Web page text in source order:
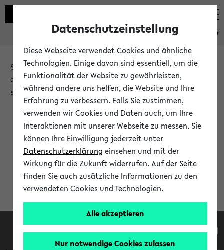
eKVV
Sie möchten auf eine eKVV Funktion zugreifen, die Ihnen
erst nach einer Anmeldung am System zur Verfügung
steht.
Bitte melden Sie sich an:
Anmeldung am eKVV
Datenschutzeinstellung
Diese Webseite verwendet Cookies und ähnliche
Technologien. Einige davon sind essentiell, um die
Funktionalität der Website zu gewährleisten,
während andere uns helfen, die Website und Ihre
Erfahrung zu verbessern. Falls Sie zustimmen,
verwenden wir Cookies und Daten auch, um Ihre
Interaktionen mit unserer Webseite zu messen. Sie
können Ihre Einwilligung jederzeit unter
Datenschutzerklärung einsehen und mit der
Wirkung für die Zukunft widerrufen. Auf der Seite
finden Sie auch zusätzliche Informationen zu den
verwendeten Cookies und Technologien.
Alle akzeptieren
Nur notwendige Cookies zulassen